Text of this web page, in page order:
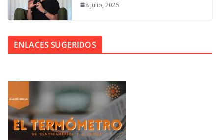
8 julio, 2026
ENLACES SUGERIDOS